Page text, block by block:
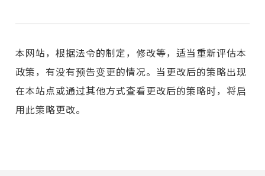
本网站，根据法令的制定，修改等，适当重新评估本
政策，有没有预告变更的情况。当更改后的策略出现
在本站点或通过其他方式查看更改后的策略时，将启
用此策略更改。